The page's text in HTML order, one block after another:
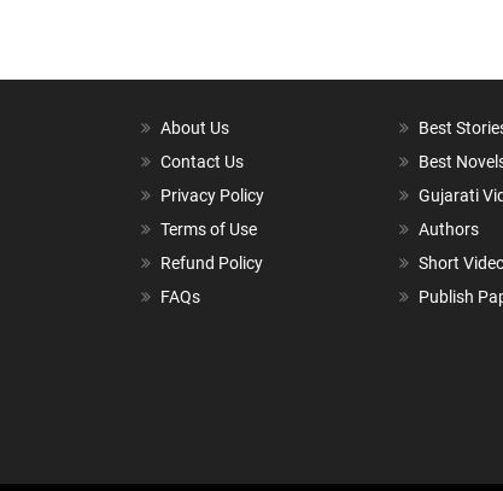
About Us
Contact Us
Privacy Policy
Terms of Use
Refund Policy
FAQs
Best
Best
Gujarati
Authors
Short
Publish